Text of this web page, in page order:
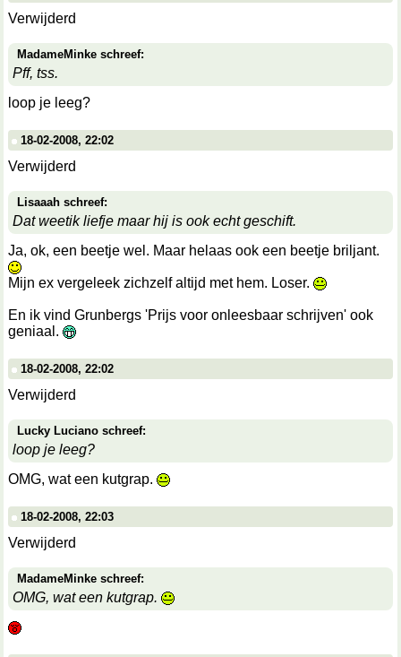
Verwijderd
MadameMinke schreef:
Pff, tss.
loop je leeg?
18-02-2008, 22:02
Verwijderd
Lisaaah schreef:
Dat weetik liefje maar hij is ook echt geschift.
Ja, ok, een beetje wel. Maar helaas ook een beetje briljant.
Mijn ex vergeleek zichzelf altijd met hem. Loser.
En ik vind Grunbergs 'Prijs voor onleesbaar schrijven' ook
geniaal.
18-02-2008, 22:02
Verwijderd
Lucky Luciano schreef:
loop je leeg?
OMG, wat een kutgrap.
18-02-2008, 22:03
Verwijderd
MadameMinke schreef:
OMG, wat een kutgrap.